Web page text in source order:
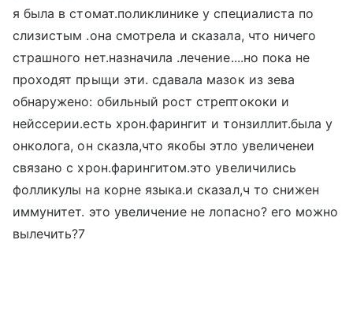
я была в стомат.поликлинике у специалиста по
слизистым .она смотрела и сказала, что ничего
страшного нет.назначила .лечение....но пока не
проходят прыщи эти. сдавала мазок из зева
обнаружено: обильный рост стрептококи и
нейссерии.есть хрон.фарингит и тонзиллит.была у
онколога, он сказла,что якобы этло увеличенеи
связано с хрон.фарингитом.это увеличились
фолликулы на корне языка.и сказал,ч то снижен
иммунитет. это увеличение не лопасно? его можно
вылечить?7